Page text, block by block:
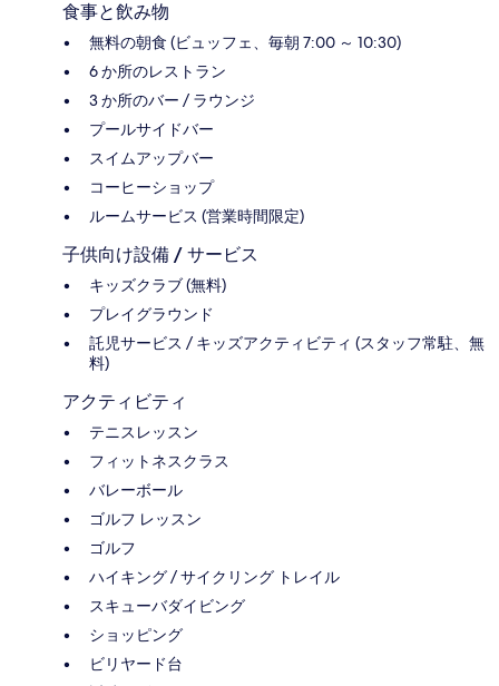
食事と飲み物
無料の朝食 (ビュッフェ、毎朝 7:00 ～ 10:30)
6 か所のレストラン
3 か所のバー / ラウンジ
プールサイドバー
スイムアップバー
コーヒーショップ
ルームサービス (営業時間限定)
子供向け設備 / サービス
キッズクラブ (無料)
プレイグラウンド
託児サービス / キッズアクティビティ (スタッフ常駐、無
料)
アクティビティ
テニスレッスン
フィットネスクラス
バレーボール
ゴルフ レッスン
ゴルフ
ハイキング / サイクリング トレイル
スキューバダイビング
ショッピング
ビリヤード台